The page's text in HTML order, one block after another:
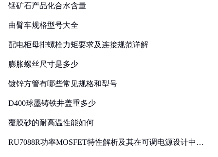
锰矿石产品化合水含量
曲臂车规格型号大全
配电柜母排螺栓力矩要求及连接规范详解
膨胀螺丝尺寸是多少
镀锌方管有哪些常见规格和型号
D400球墨铸铁井盖重多少
覆膜砂的耐高温性能如何
RU7088R功率MOSFET特性解析及其在可调电源设计中的